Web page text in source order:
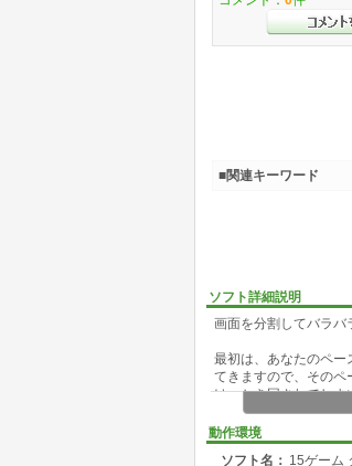
ソフト詳細説明
画面を分割してバラバ
最初は、あなたのペー
てきますので、そのペ
け、かき回されてしま
開始 ： Ｓｔａｒｔボ
終了 ： 組立が終了し
動作環境
ソフト名： 15ゲーム
■関連キーワード